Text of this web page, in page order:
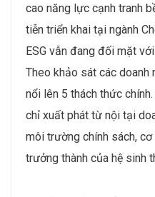
cao năng lực cạnh tranh
tiễn triển khai tại ngành
ESG vẫn đang đối mặt
Theo khảo sát các doanh
nổi lên 5 thách thức
chỉ xuất phát từ nội tại
môi trường chính sách,
trưởng thành của hệ sinh